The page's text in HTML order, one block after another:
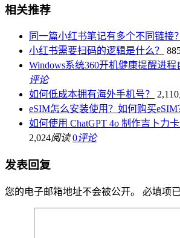
相关推荐
同一篇小红书笔记有多个不同链接？
小红书需要扫码的逻辑是什么？
Windows系统360开机健康提醒进程
评论
如何低成本拥有海外手机号？
2,110
eSIM怎么安装使用？如何购买eSIM
如何使用 ChatGPT 4o 制作吉卜力
2,024阅读 0评论
发表回复
您的电子邮箱地址不会被公开。 必填项